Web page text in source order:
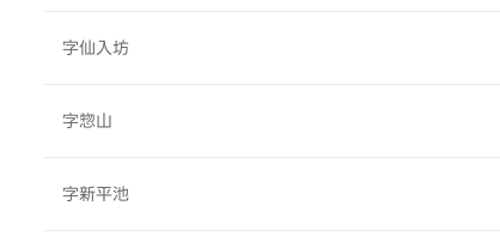
字仙入坊
字惣山
字新平池